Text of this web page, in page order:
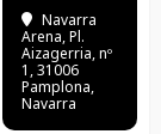
Navarra
Arena, Pl.
Aizagerria, nº
1, 31006
Pamplona,
Navarra